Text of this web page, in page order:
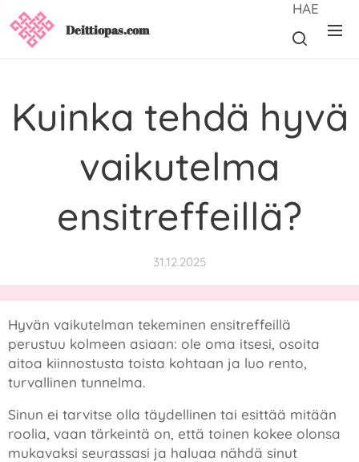
Deittiopas.com
HAE
Kuinka tehdä hyvä
vaikutelma
ensitreffeillä?
31.12.2025
Hyvän vaikutelman tekeminen ensitreffeillä
perustuu kolmeen asiaan: ole oma itsesi, osoita
aitoa kiinnostusta toista kohtaan ja luo rento,
turvallinen tunnelma.
Sinun ei tarvitse olla täydellinen tai esittää mitään
roolia, vaan tärkeintä on, että toinen kokee olonsa
mukavaksi seurassasi ja haluaa nähdä sinut